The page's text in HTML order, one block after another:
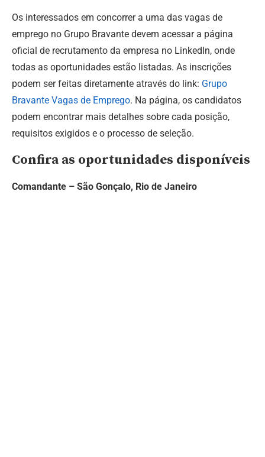
Os interessados em concorrer a uma das vagas de
emprego no Grupo Bravante devem acessar a página
oficial de recrutamento da empresa no LinkedIn, onde
todas as oportunidades estão listadas. As inscrições
podem ser feitas diretamente através do link: Grupo
Bravante Vagas de Emprego. Na página, os candidatos
podem encontrar mais detalhes sobre cada posição,
requisitos exigidos e o processo de seleção.
Confira as oportunidades disponíveis
Comandante – São Gonçalo, Rio de Janeiro